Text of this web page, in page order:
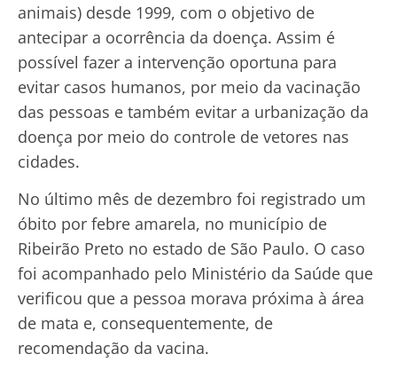
animais) desde 1999, com o objetivo de
antecipar a ocorrência da doença. Assim é
possível fazer a intervenção oportuna para
evitar casos humanos, por meio da vacinação
das pessoas e também evitar a urbanização da
doença por meio do controle de vetores nas
cidades.
No último mês de dezembro foi registrado um
óbito por febre amarela, no município de
Ribeirão Preto no estado de São Paulo. O caso
foi acompanhado pelo Ministério da Saúde que
verificou que a pessoa morava próxima à área
de mata e, consequentemente, de
recomendação da vacina.